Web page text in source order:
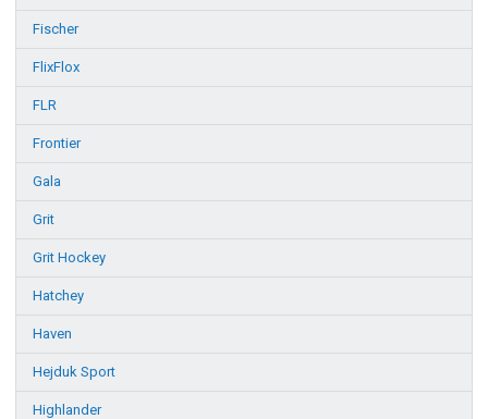
Fischer
FlixFlox
FLR
Frontier
Gala
Grit
Grit Hockey
Hatchey
Haven
Hejduk Sport
Highlander